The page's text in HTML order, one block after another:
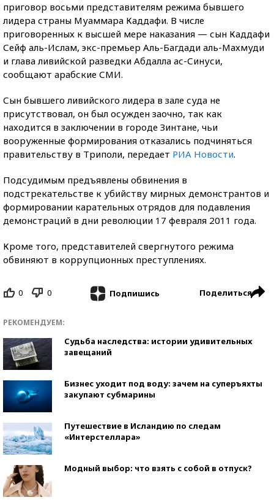
приговор восьми представителям режима бывшего
лидера страны Муаммара Каддафи. В числе
приговоренных к высшей мере наказания — сын Каддафи
Сейф аль-Ислам, экс-премьер Аль-Багдади аль-Махмуди
и глава ливийской разведки Абдалла ас-Синуси,
сообщают арабские СМИ.
Сын бывшего ливийского лидера в зале суда не
присутствовал, он был осужден заочно, так как
находится в заключении в городе Зинтане, чьи
вооруженные формирования отказались подчиняться
правительству в Триполи, передает РИА Новости.
Подсудимым предъявлены обвинения в
подстрекательстве к убийству мирных демонстрантов и
формировании карательных отрядов для подавления
демонстраций в дни революции 17 февраля 2011 года.
Кроме того, представителей свергнутого режима
обвиняют в коррупционных преступлениях.
0 0 Подпишись Поделиться
РЕКОМЕНДУЕМ:
Судьба наследства: истории удивительных
завещаний
Бизнес уходит под воду: зачем на суперъяхты
закупают субмарины
Путешествие в Исландию по следам
«Интерстеллара»
Модный выбор: что взять с собой в отпуск?